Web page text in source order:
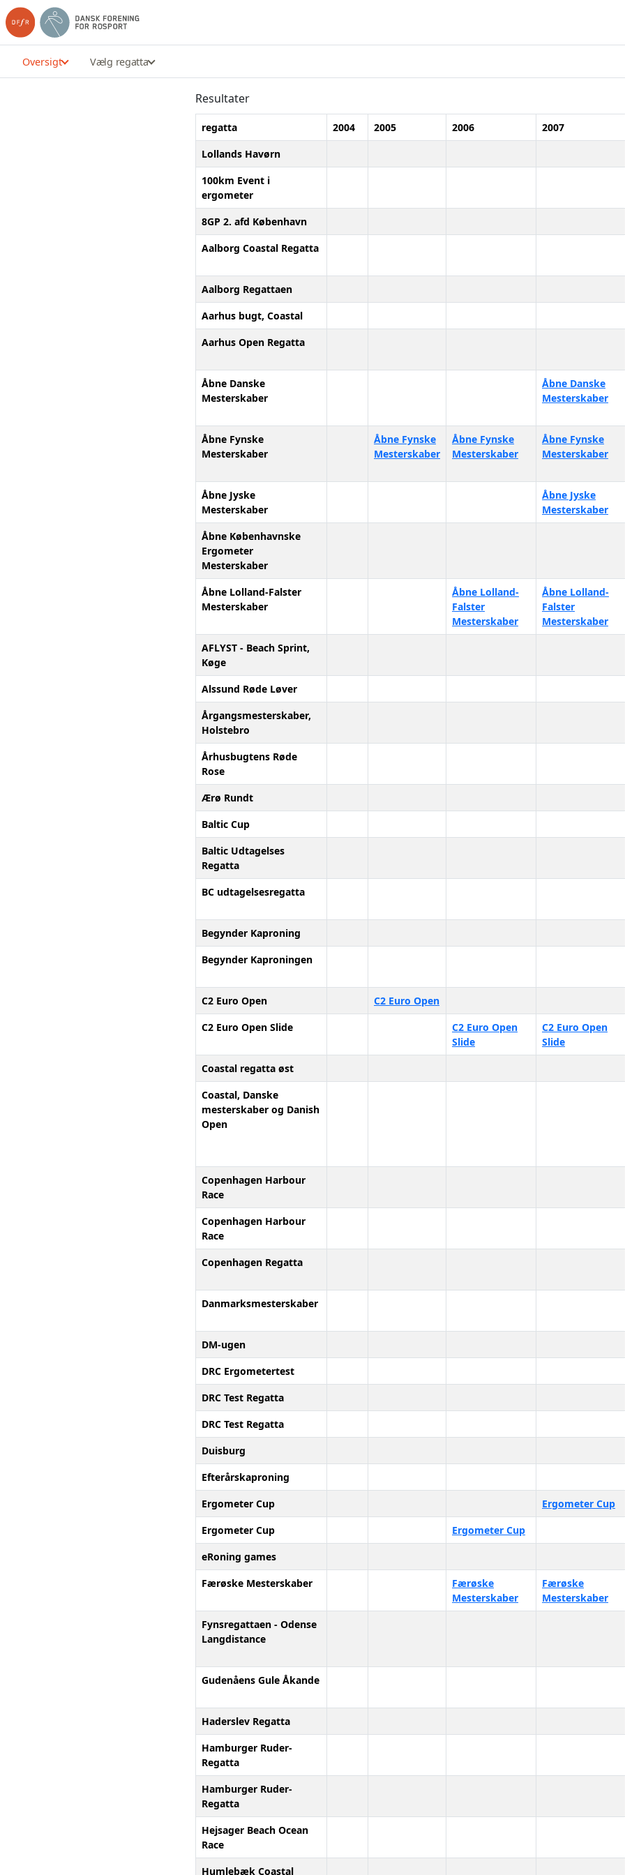
Oversigt Vælg regatta
Resultater
regatta 2004 2005 2006 2007
Lollands Havørn
100km Event i
ergometer
8GP 2. afd København
Aalborg Coastal Regatta
Aalborg Regattaen
Aarhus bugt, Coastal
Aarhus Open Regatta
Åbne Danske
Mesterskaber
Åbne Danske
Mesterskaber
Åbne Fynske
Mesterskaber
Åbne Fynske
Mesterskaber
Åbne Fynske
Mesterskaber
Åbne Fynske
Mesterskaber
Åbne Jyske
Mesterskaber
Åbne Jyske
Mesterskaber
Åbne Københavnske
Ergometer
Mesterskaber
Åbne Lolland-Falster
Mesterskaber
Åbne Lolland-
Falster
Mesterskaber
Åbne Lolland-
Falster
Mesterskaber
AFLYST - Beach Sprint,
Køge
Alssund Røde Løver
Årgangsmesterskaber,
Holstebro
Århusbugtens Røde
Rose
Ærø Rundt
Baltic Cup
Baltic Udtagelses
Regatta
BC udtagelsesregatta
Begynder Kaproning
Begynder Kaproningen
C2 Euro Open
C2 Euro Open
C2 Euro Open Slide
C2 Euro Open
Slide
C2 Euro Open
Slide
Coastal regatta øst
Coastal, Danske
mesterskaber og Danish
Open
Copenhagen Harbour
Race
Copenhagen Harbour
Race
Copenhagen Regatta
Danmarksmesterskaber
DM-ugen
DRC Ergometertest
DRC Test Regatta
DRC Test Regatta
Duisburg
Efterårskaproning
Ergometer Cup
Ergometer Cup
Ergometer Cup
Ergometer Cup
eRoning games
Færøske Mesterskaber
Færøske
Mesterskaber
Færøske
Mesterskaber
Fynsregattaen - Odense
Langdistance
Gudenåens Gule Åkande
Haderslev Regatta
Hamburger Ruder-
Regatta
Hamburger Ruder-
Regatta
Hejsager Beach Ocean
Race
Humlebæk Coastal